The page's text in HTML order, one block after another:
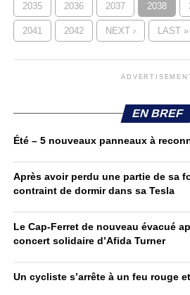
2035 2036 2037 2038
2041 2042 NEXT › LAST »
EN BREF
Été – 5 nouveaux panneaux à
Après avoir perdu une partie de sa
contraint de dormir dans sa Tesla
Le Cap-Ferret de nouveau évacué
concert solidaire d’Afida Turner
Un cycliste s’arrête à un feu rouge